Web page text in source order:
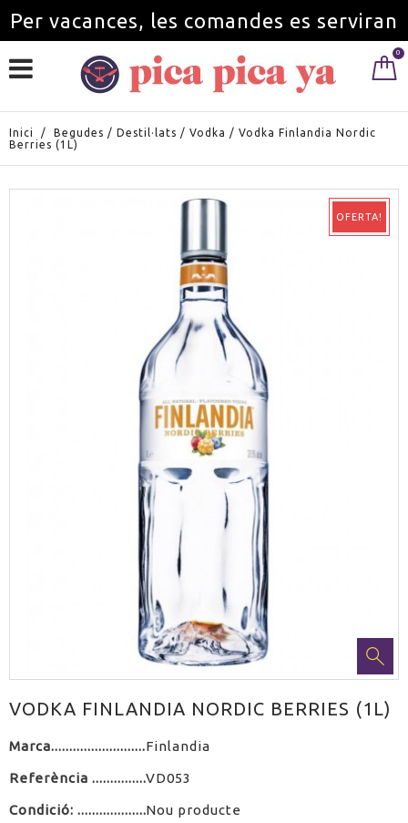
Per vacances, les comandes es serviran
a partir de l'1 de setembre.
0
Inici / Begudes / Destil·lats / Vodka / Vodka Finlandia Nordic
Berries (1L)
OFERTA!
VODKA FINLANDIA NORDIC BERRIES (1L)
Marca Finlandia
Referència VD053
Condició: Nou producte